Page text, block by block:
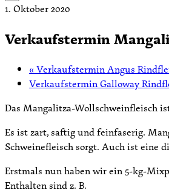
1. Oktober 2020
Verkaufstermin
« Verkaufstermin Angus
Verkaufstermin Galloway
Das Mangalitza-Wollschweinfleisch
Es ist zart, saftig und feinfaserig.
Schweinefleisch sorgt. Auch ist eine
Erstmals nun haben wir ein 5-kg-
Enthalten sind z. B.